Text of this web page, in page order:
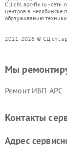
СЦ chl.apc-fix.ru - сеть
центров в Челябинске
обслуживанию техники
2021-2026 © СЦ
Мы
Ремонт ИБП APC
Контакты
Адрес